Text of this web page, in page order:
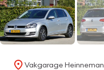
Vakgarage Heinneman